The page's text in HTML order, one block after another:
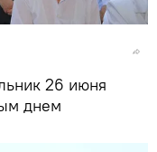
26 июня
днем